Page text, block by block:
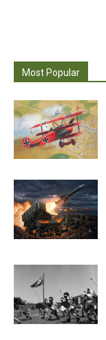
Most Popular